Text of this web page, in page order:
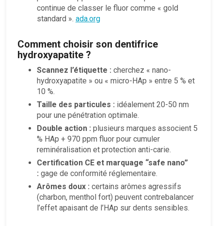
continue de classer le fluor comme « gold
standard ». ada.org
Comment choisir son dentifrice
hydroxyapatite ?
Scannez l’étiquette : cherchez « nano-
hydroxyapatite » ou « micro-HAp » entre 5 % et
10 %.
Taille des particules : idéalement 20-50 nm
pour une pénétration optimale.
Double action : plusieurs marques associent 5
% HAp + 970 ppm fluor pour cumuler
reminéralisation et protection anti-carie.
Certification CE et marquage “safe nano”
: gage de conformité réglementaire.
Arômes doux : certains arômes agressifs
(charbon, menthol fort) peuvent contrebalancer
l’effet apaisant de l’HAp sur dents sensibles.